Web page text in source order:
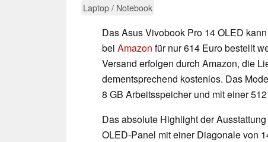
Laptop / Notebook
Das Asus Vivobook Pro 14 OLED
bei Amazon für nur 614 Euro bestellt
Versand erfolgen durch Amazon, die
dementsprechend kostenlos. Das
8 GB Arbeitsspeicher und mit einer
Das absolute Highlight der
OLED-Panel mit einer Diagonale von